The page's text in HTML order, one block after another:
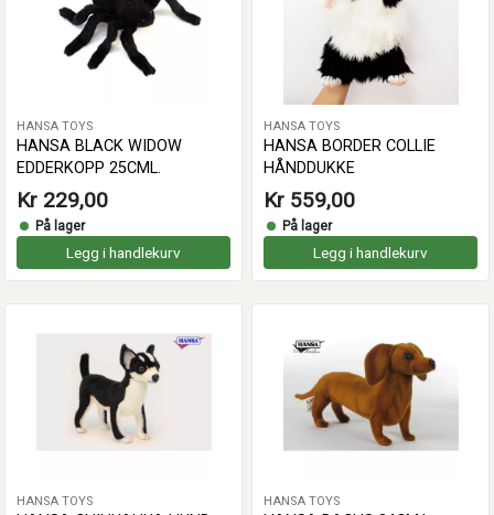
HANSA TOYS
HANSA BLACK WIDOW
EDDERKOPP 25CML.
Kr 229,00
På lager
Legg i handlekurv
HANSA TOYS
HANSA BORDER COLLIE
HÅNDDUKKE
Kr 559,00
På lager
Legg i handlekurv
HANSA TOYS HANSA TOYS